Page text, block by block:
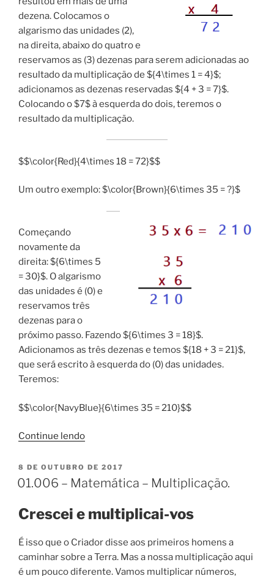
dezena. Colocamos o
algarismo das unidades (2),
na direita, abaixo do quatro e
reservamos as (3) dezenas para serem adicionadas ao
resultado da multiplicação de ${4\times 1 = 4}$;
adicionamos as dezenas reservadas ${4 + 3 = 7}$.
Colocando o $7$ à esquerda do dois, teremos o
resultado da multiplicação.
$$\color{Red}{4\times 18 = 72}$$
Um outro exemplo: $\color{Brown}{6\times 35 = ?}$
Começando
novamente da
direita: ${6\times 5
= 30}$. O algarismo
das unidades é (0) e
reservamos três
dezenas para o
próximo passo. Fazendo ${6\times 3 = 18}$.
Adicionamos as três dezenas e temos ${18 + 3 = 21}$,
que será escrito à esquerda do (0) das unidades.
Teremos:
$$\color{NavyBlue}{6\times 35 = 210}$$
Continue lendo“01.007
Matemática,
aritmética
Multiplicação
PUBLICADO
EM
8 DE OUTUBRO DE 2017
01.006 – Matemática – Multiplicação.
Crescei e multiplicai-vos
É isso que o Criador disse aos primeiros homens a
caminhar sobre a Terra. Mas a nossa multiplicação aqui
é um pouco diferente. Vamos multiplicar números,